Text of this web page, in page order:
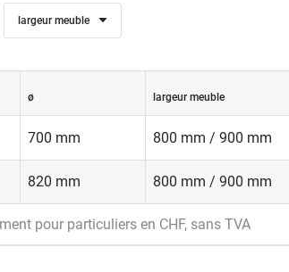
largeur meuble
ø largeur meuble
700 mm 800 mm / 900 mm
820 mm 800 mm / 900 mm
pour particuliers en CHF, sans TVA